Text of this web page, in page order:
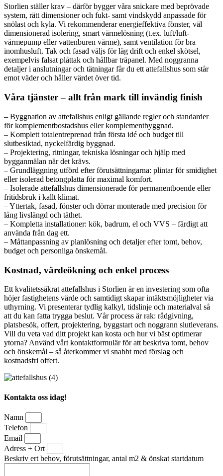
Storlien ställer krav – därför bygger våra snickare med beprövade
system, rätt dimensioner och fukt- samt vindskydd anpassade för
snölast och kyla. Vi rekommenderar energieffektiva fönster, väl
dimensionerad isolering, smart värmelösning (t.ex. luft/luft-
värmepump eller vattenburen värme), samt ventilation för bra
inomhusluft. Tak och fasad väljs för låg drift och enkel skötsel,
exempelvis falsat plåttak och hållbar träpanel. Med noggranna
detaljer i anslutningar och tätningar får du ett attefallshus som står
emot väder och håller värdet över tid.
Våra tjänster – allt från mark till invändig finish
– Byggnation av attefallshus enligt gällande regler och standarder
för komplementbostadshus eller komplementbyggnad.
– Komplett totalentreprenad från första idé och budget till
slutbesiktad, nyckelfärdig byggnad.
– Projektering, ritningar, tekniska lösningar och hjälp med
bygganmälan när det krävs.
– Grundläggning utförd efter förutsättningarna: plintar för smidighet
eller isolerad betongplatta för maximal komfort.
– Isolerade attefallshus dimensionerade för permanentboende eller
fritidsbruk i kallt klimat.
– Yttertak, fasad, fönster och dörrar monterade med precision för
lång livslängd och täthet.
– Kompletta installationer: kök, badrum, el och VVS – färdigt att
använda från dag ett.
– Måttanpassning av planlösning och detaljer efter tomt, behov,
budget och personliga önskemål.
Kostnad, värdeökning och enkel process
Ett kvalitetssäkrat attefallshus i Storlien är en investering som ofta
höjer fastighetens värde och samtidigt skapar intäktsmöjligheter via
uthyrning. Vi presenterar tydlig kalkyl, tidslinje och materialval så
att du kan fatta trygga beslut. Vår process är rak: rådgivning,
platsbesök, offert, projektering, byggstart och noggrann slutleverans.
Vill du veta vad ditt projekt kan kosta och hur vi bäst optimerar
ytorna? Använd vårt kontaktformulär för att beskriva tomt, behov
och önskemål – så återkommer vi snabbt med förslag och
kostnadsfri offert.
Kontakta oss idag!
Namn
Telefon
Email
Adress + Ort
Beskriv ert behov, förutsättningar, antal m2 & önskat startdatum